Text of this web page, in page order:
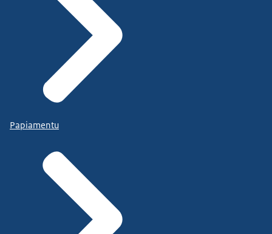
Papiamentu